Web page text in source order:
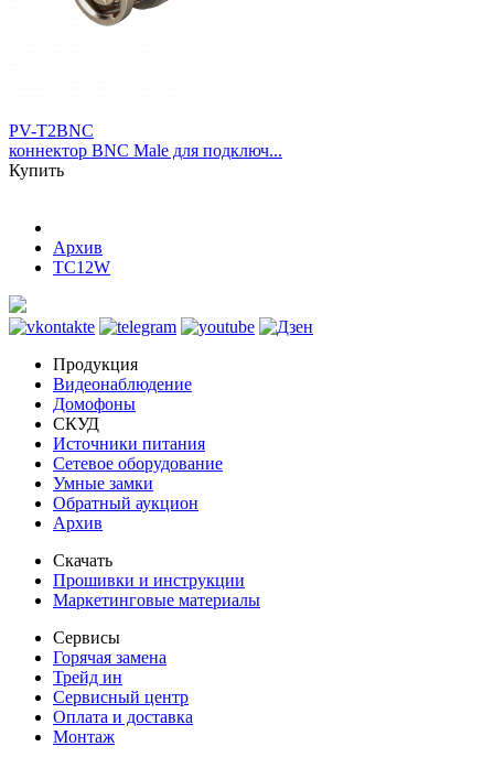
PV-T2BNC
коннектор BNC Male для подключ...
Купить
Архив
TC12W
Продукция
Видеонаблюдение
Домофоны
СКУД
Источники питания
Сетевое оборудование
Умные замки
Обратный аукцион
Архив
Скачать
Прошивки и инструкции
Маркетинговые материалы
Сервисы
Горячая замена
Трейд ин
Сервисный центр
Оплата и доставка
Монтаж